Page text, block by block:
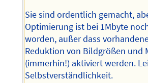
Sie sind ordentlich gemacht,
Optimierung ist bei 1Mbyte
worden, außer dass
Reduktion von Bildgrößen und
(immerhin!) aktiviert werden.
Selbstverständlichkeit.